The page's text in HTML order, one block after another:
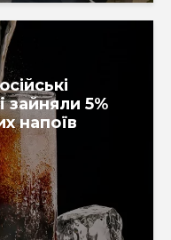
зайняли 5%
напоїв